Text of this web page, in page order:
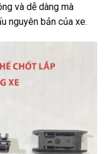
và dễ dàng mà
nguyên bản của xe.